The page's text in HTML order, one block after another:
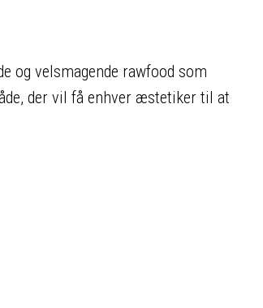
og velsmagende rawfood som
der vil få enhver æstetiker til at